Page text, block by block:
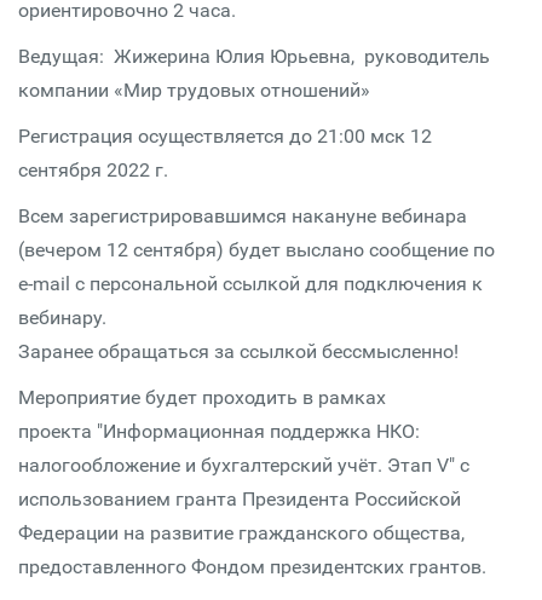
ориентировочно 2 часа.
Ведущая: Жижерина Юлия Юрьевна, руководитель
компании «Мир трудовых отношений»
Регистрация осуществляется до 21:00 мск 12
сентября 2022 г.
Всем зарегистрировавшимся накануне вебинара
(вечером 12 сентября) будет выслано сообщение по
e-mail с персональной ссылкой для подключения к
вебинару.
Заранее обращаться за ссылкой бессмысленно!
Мероприятие будет проходить в рамках
проекта "Информационная поддержка НКО:
налогообложение и бухгалтерский учёт. Этап V" с
использованием гранта Президента Российской
Федерации на развитие гражданского общества,
предоставленного Фондом президентских грантов.